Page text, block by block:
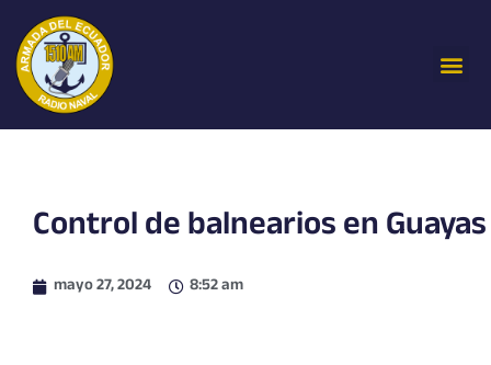
contenido
Control de balnearios en Guayas
mayo 27, 2024 8:52 am